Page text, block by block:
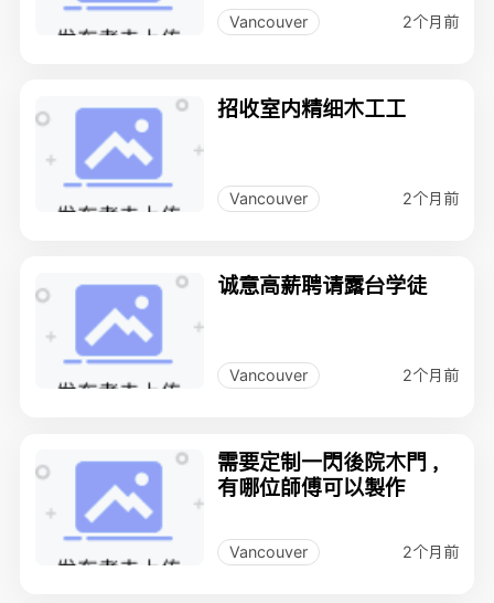
Vancouver 2个月前
招收室内精细木工工
Vancouver 2个月前
诚意高薪聘请露台学徒
Vancouver 2个月前
需要定制一閃後院木門 ，
有哪位師傅可以製作
Vancouver 2个月前